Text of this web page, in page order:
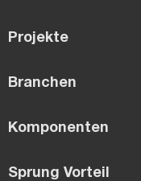
Projekte
Branchen
Komponenten
Sprung Vorteil